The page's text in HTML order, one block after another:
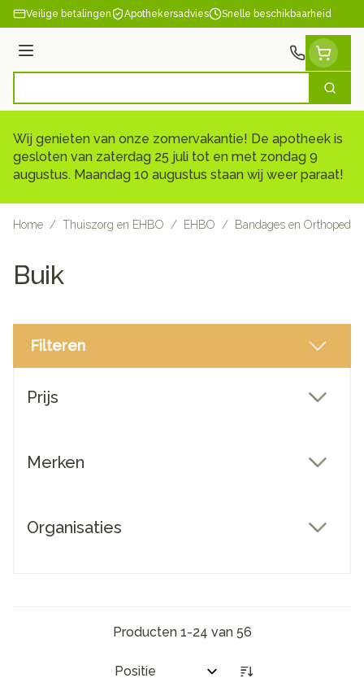
Ga naar de inhoud
Veilige betalingen Apothekersadvies Snelle beschikbaarheid
Menu
Zoek
Wij genieten van onze zomervakantie! De apotheek is
gesloten van zaterdag 25 juli tot en met zondag 9
augustus. Maandag 10 augustus staan wij weer paraat!
Home / Thuiszorg en EHBO / EHBO / Bandages en
Buik
Filteren
Prijs
Merken
Organisaties
Producten 1-24 van 56
Sorteer op: